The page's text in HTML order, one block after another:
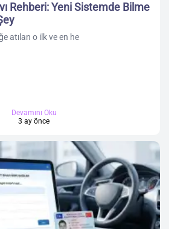
Rehberi: Yeni Sistemde Bilme
atılan o ilk ve en he
Devamını Oku
3 ay önce